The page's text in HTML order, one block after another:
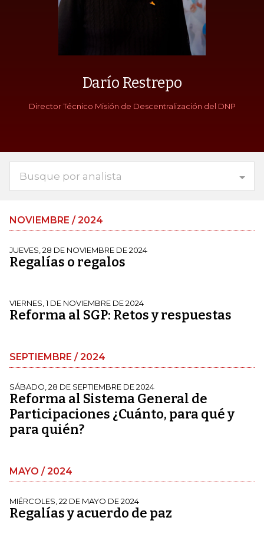
Darío Restrepo
Director Técnico Misión de Descentralización del DNP
Busque por analista
NOVIEMBRE / 2024
JUEVES, 28 DE NOVIEMBRE DE 2024
Regalías o regalos
VIERNES, 1 DE NOVIEMBRE DE 2024
Reforma al SGP: Retos y respuestas
SEPTIEMBRE / 2024
SÁBADO, 28 DE SEPTIEMBRE DE 2024
Reforma al Sistema General de
Participaciones ¿Cuánto, para qué y
para quién?
MAYO / 2024
MIÉRCOLES, 22 DE MAYO DE 2024
Regalías y acuerdo de paz